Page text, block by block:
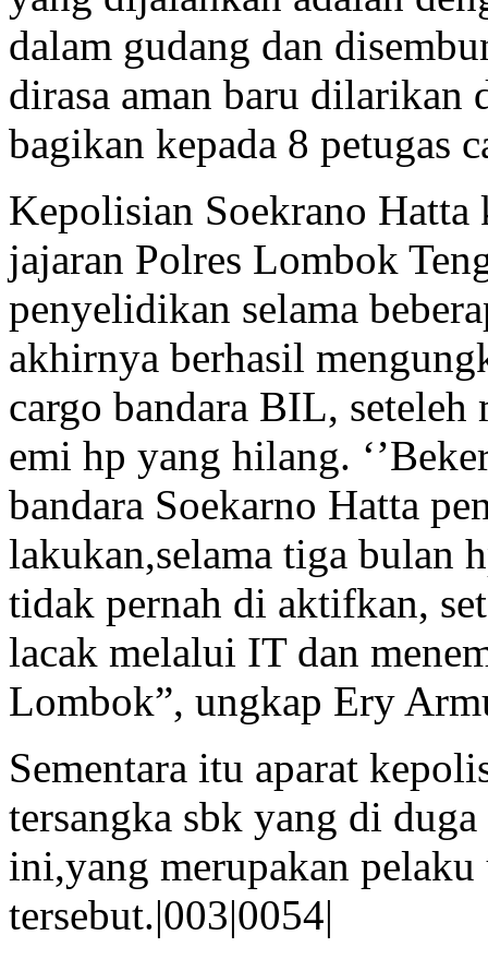
dalam gudang dan
dirasa aman baru dilarikan
bagikan kepada 8 petugas
Kepolisian Soekrano
jajaran Polres Lombok
penyelidikan selama
akhirnya berhasil
cargo bandara BIL,
emi hp yang hilang.
bandara Soekarno Hatta
lakukan,selama tiga bulan
tidak pernah di aktifkan,
lacak melalui IT dan
Lombok”, ungkap Ery
Sementara itu aparat
tersangka sbk yang di
ini,yang merupakan
tersebut.|003|0054|